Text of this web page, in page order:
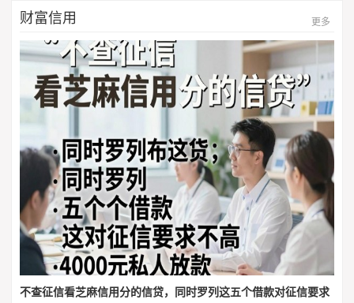
财富信用 更多
不查征信看芝麻信用分的信贷，同时罗列这五个借款对征信要求